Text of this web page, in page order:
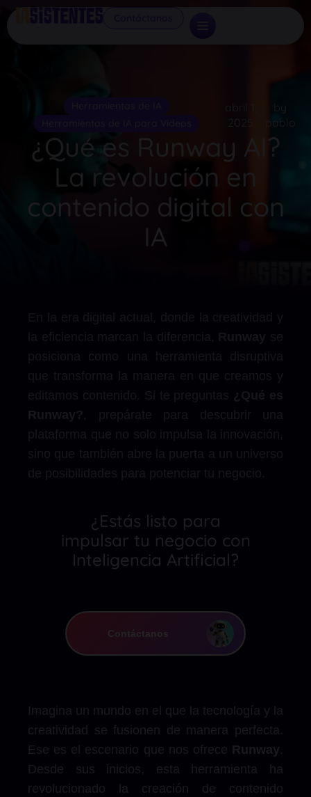
pablo
¿Qué es Runway AI?
La revolución en
contenido digital con
IA
¿Estás listo para
impulsar tu negocio con
Inteligencia Artificial?
Contáctanos
Imagina un mundo en el que la tecnología y la
creatividad se fusionen de manera perfecta.
Ese es el escenario que nos ofrece Runway.
Desde sus inicios, esta herramienta ha
revolucionado la creación de contenido